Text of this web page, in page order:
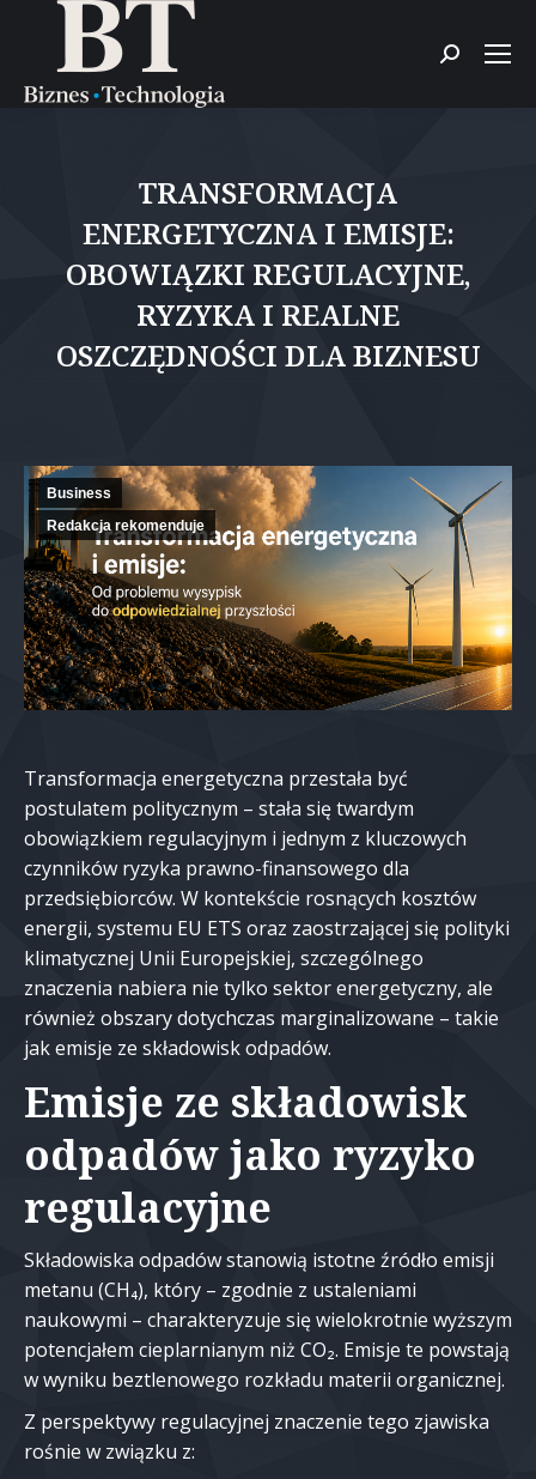
Szukaj:
TRANSFORMACJA
ENERGETYCZNA I EMISJE:
OBOWIĄZKI REGULACYJNE,
RYZYKA I REALNE
OSZCZĘDNOŚCI DLA BIZNESU
Business
Redakcja rekomenduje
Transformacja energetyczna przestała być
postulatem politycznym – stała się twardym
obowiązkiem regulacyjnym i jednym z kluczowych
czynników ryzyka prawno-finansowego dla
przedsiębiorców. W kontekście rosnących kosztów
energii, systemu EU ETS oraz zaostrzającej się polityki
klimatycznej Unii Europejskiej, szczególnego
znaczenia nabiera nie tylko sektor energetyczny, ale
również obszary dotychczas marginalizowane – takie
jak emisje ze składowisk odpadów.
Emisje ze składowisk
odpadów jako ryzyko
regulacyjne
Składowiska odpadów stanowią istotne źródło emisji
metanu (CH₄), który – zgodnie z ustaleniami
naukowymi – charakteryzuje się wielokrotnie wyższym
potencjałem cieplarnianym niż CO₂. Emisje te powstają
w wyniku beztlenowego rozkładu materii organicznej.
Z perspektywy regulacyjnej znaczenie tego zjawiska
rośnie w związku z: